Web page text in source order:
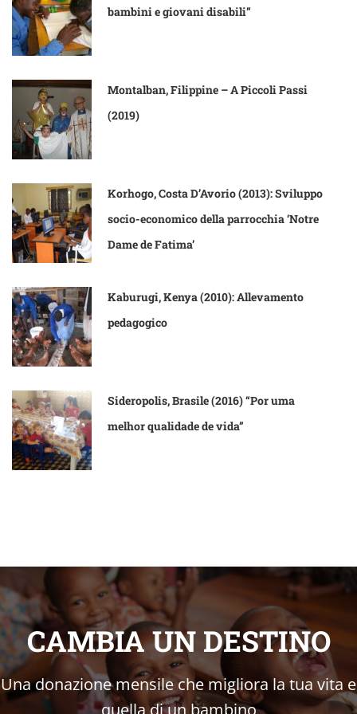
bambini e giovani disabili”
Montalban, Filippine – A Piccoli Passi
(2019)
Korhogo, Costa D’Avorio (2013): Sviluppo
socio-economico della parrocchia ‘Notre
Dame de Fatima’
Kaburugi, Kenya (2010): Allevamento
pedagogico
Sideropolis, Brasile (2016) “Por uma
melhor qualidade de vida”
CAMBIA UN DESTINO
Una donazione mensile che migliora la tua vita e